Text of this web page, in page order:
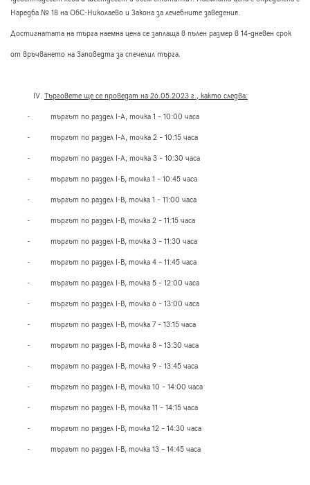
Наредба № 18 на ОбС-Николаево и Закона за лечебните заведения.
Достигнатата на търга наемна цена се заплаща в пълен размер в 14-дневен срок
от връчването на Заповедта за спечелил търга.
IV. Търговете ще се проведат на 26.05.2023 г., както следва:
- търгът по раздел І-А, точка 1 – 10:00 часа
- търгът по раздел І-А, точка 2 – 10:15 часа
- търгът по раздел І-А, точка 3 – 10:30 часа
- търгът по раздел І-Б, точка 1 – 10:45 часа
- търгът по раздел І-В, точка 1 – 11:00 часа
- търгът по раздел І-В, точка 2 – 11:15 часа
- търгът по раздел І-В, точка 3 – 11:30 часа
- търгът по раздел І-В, точка 4 – 11:45 часа
- търгът по раздел І-В, точка 5 – 12:00 часа
- търгът по раздел І-В, точка 6 – 13:00 часа
- търгът по раздел І-В, точка 7 – 13:15 часа
- търгът по раздел І-В, точка 8 – 13:30 часа
- търгът по раздел І-В, точка 9 – 13:45 часа
- търгът по раздел І-В, точка 10 – 14:00 часа
- търгът по раздел І-В, точка 11 – 14:15 часа
- търгът по раздел І-В, точка 12 – 14:30 часа
- търгът по раздел І-В, точка 13 – 14:45 часа